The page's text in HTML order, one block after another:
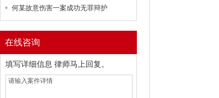
何某故意伤害一案成功无罪辩护
在线咨询
填写详细信息 律师马上回复。